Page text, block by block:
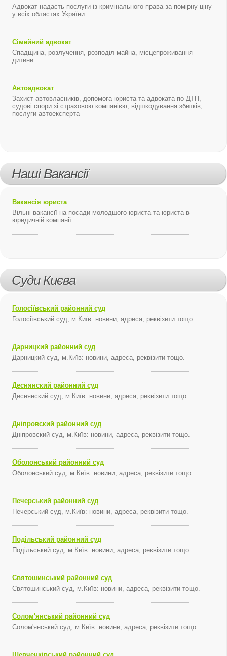
Адвокат надасть послуги із кримінального права за помірну ціну
у всіх областях України
Сімейний адвокат
Спадщина, розлучення, розподіл майна, місцепроживання
дитини
Автоадвокат
Захист автовласників, допомога юриста та адвоката по ДТП,
судові спори зі страховою компанією, відшкодування збитків,
послуги автоексперта
Наші Вакансії
Вакансія юриста
Вільні вакансії на посади молодшого юриста та юриста в
юридичній компанії
Суди Києва
Голосіївський районний суд
Голосіївський суд, м.Київ: новини, адреса, реквізити тощо.
Дарницкий районний суд
Дарницкий суд, м.Київ: новини, адреса, реквізити тощо.
Деснянский районний суд
Деснянский суд, м.Київ: новини, адреса, реквізити тощо.
Дніпровский районний суд
Дніпровский суд, м.Київ: новини, адреса, реквізити тощо.
Оболонський районний суд
Оболонський суд, м.Київ: новини, адреса, реквізити тощо.
Печерський районний суд
Печерський суд, м.Київ: новини, адреса, реквізити тощо.
Подільський районний суд
Подільський суд, м.Київ: новини, адреса, реквізити тощо.
Святошинський районний суд
Святошинський суд, м.Київ: новини, адреса, реквізити тощо.
Солом'янський районний суд
Солом'янський суд, м.Київ: новини, адреса, реквізити тощо.